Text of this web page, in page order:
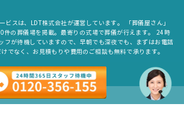
ビスは、LDT株式会社が運営しています。 「葬儀屋さん」
件の葬儀場を掲載。最寄りの式場で葬儀が行えます。 24時
フが待機していますので、早朝でも深夜でも、まずはお電話
でなく、お見積もりや費用のご相談も無料で承ります。
copyright © LDT.Co.Ltd. All Rights Reserved.